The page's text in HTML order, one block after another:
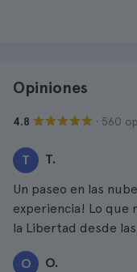
Opiniones
4.8 · 560
T T.
Un paseo en las
experiencia! Lo que
la Libertad desde
O O.